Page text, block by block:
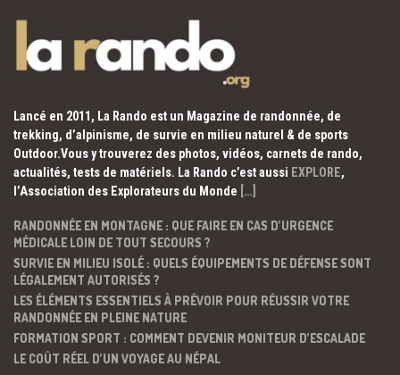
Lancé en 2011, La Rando est un Magazine de randonnée, de
trekking, d’alpinisme, de survie en milieu naturel & de sports
Outdoor.Vous y trouverez des photos, vidéos, carnets de rando,
actualités, tests de matériels. La Rando c’est aussi EXPLORE,
l’Association des Explorateurs du Monde […]
RANDONNÉE EN MONTAGNE : QUE FAIRE EN CAS D’URGENCE
MÉDICALE LOIN DE TOUT SECOURS ?
SURVIE EN MILIEU ISOLÉ : QUELS ÉQUIPEMENTS DE DÉFENSE SONT
LÉGALEMENT AUTORISÉS ?
LES ÉLÉMENTS ESSENTIELS À PRÉVOIR POUR RÉUSSIR VOTRE
RANDONNÉE EN PLEINE NATURE
FORMATION SPORT : COMMENT DEVENIR MONITEUR D’ESCALADE
LE COÛT RÉEL D’UN VOYAGE AU NÉPAL